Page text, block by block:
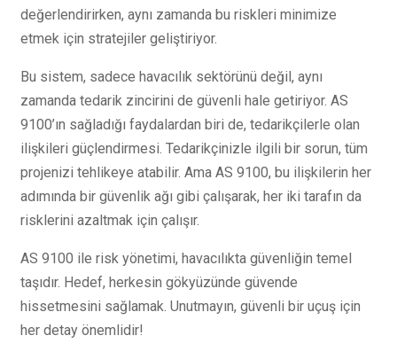
değerlendirirken, aynı zamanda bu riskleri minimize
etmek için stratejiler geliştiriyor.
Bu sistem, sadece havacılık sektörünü değil, aynı
zamanda tedarik zincirini de güvenli hale getiriyor. AS
9100’ın sağladığı faydalardan biri de, tedarikçilerle olan
ilişkileri güçlendirmesi. Tedarikçinizle ilgili bir sorun, tüm
projenizi tehlikeye atabilir. Ama AS 9100, bu ilişkilerin her
adımında bir güvenlik ağı gibi çalışarak, her iki tarafın da
risklerini azaltmak için çalışır.
AS 9100 ile risk yönetimi, havacılıkta güvenliğin temel
taşıdır. Hedef, herkesin gökyüzünde güvende
hissetmesini sağlamak. Unutmayın, güvenli bir uçuş için
her detay önemlidir!